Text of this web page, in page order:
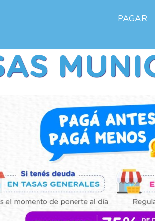
PAGAR